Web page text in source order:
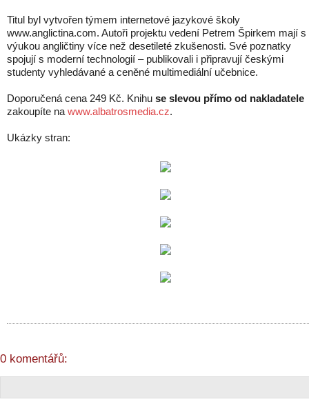
Titul byl vytvořen týmem internetové jazykové školy
www.anglictina.com. Autoři projektu vedení Petrem Špirkem mají s
výukou angličtiny více než desetileté zkušenosti. Své poznatky
spojují s moderní technologií – publikovali i připravují českými
studenty vyhledávané a ceněné multimediální učebnice.
Doporučená cena 249 Kč. Knihu se slevou přímo od nakladatele
zakoupíte na www.albatrosmedia.cz.
Ukázky stran:
0 komentářů: